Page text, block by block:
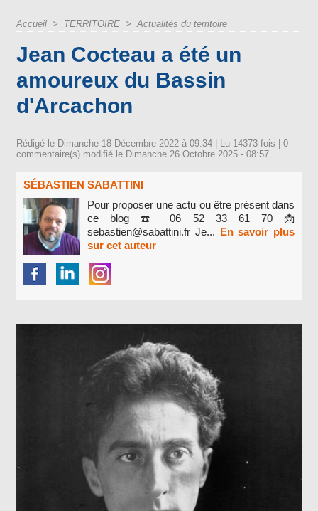
Accueil > TERRITOIRE > Actualités du territoire
Jean Cocteau a été un
amoureux du Bassin
d'Arcachon
Rédigé le Dimanche 18 Décembre 2022 à 09:34 | Lu 14373 fois | 0
commentaire(s) modifié le Dimanche 26 Octobre 2025 - 08:57
SÉBASTIEN SABATTINI
Pour proposer une actu ou être présent dans
ce blog ☎️ 06 52 33 61 70 📩
sebastien@sabattini.fr Je... En savoir plus
sur cet auteur